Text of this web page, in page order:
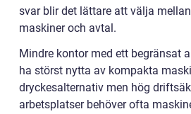
svar blir det lättare att välja
maskiner och avtal.
Mindre kontor med ett begränsat
ha störst nytta av kompakta
dryckesalternativ men hög
arbetsplatser behöver ofta